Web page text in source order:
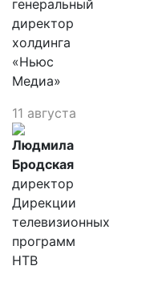
генеральный
директор
холдинга
«Ньюс
Медиа»
11 августа
Людмила
Бродская
директор
Дирекции
телевизионных
программ
НТВ